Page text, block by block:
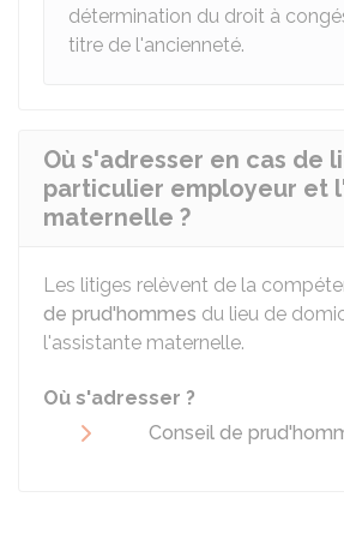
détermination du droit à
titre de l'ancienneté.
Où s'adresser en cas de
particulier employeur et
maternelle ?
Les litiges relèvent de la
de prud'hommes du lieu de
l'assistante maternelle.
Où s'adresser ?
Conseil de